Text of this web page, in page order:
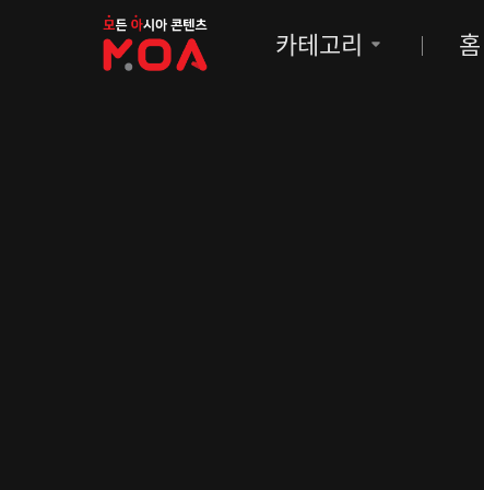
MOA
카테고리 홈